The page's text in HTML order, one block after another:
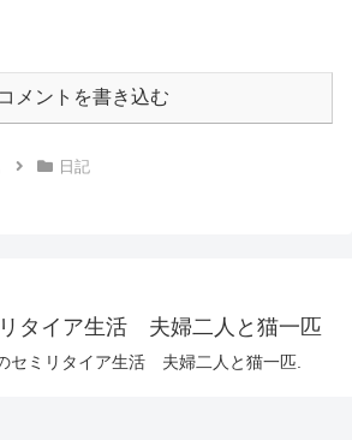
コメントを書き込む
日記
タイア生活 夫婦二人と猫一匹
セミリタイア生活 夫婦二人と猫一匹.